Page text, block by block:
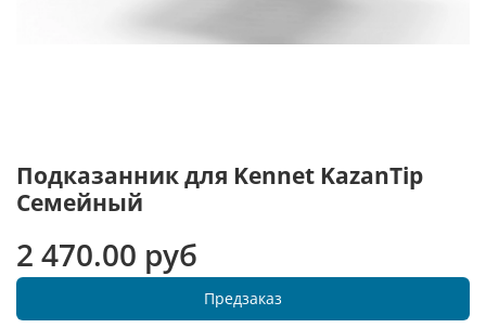
Подказанник для Kennet KazanTip
Семейный
2 470.00 руб
Предзаказ